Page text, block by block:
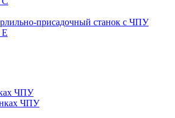
присадочный станок с ЧПУ
ЧПУ
ЧПУ